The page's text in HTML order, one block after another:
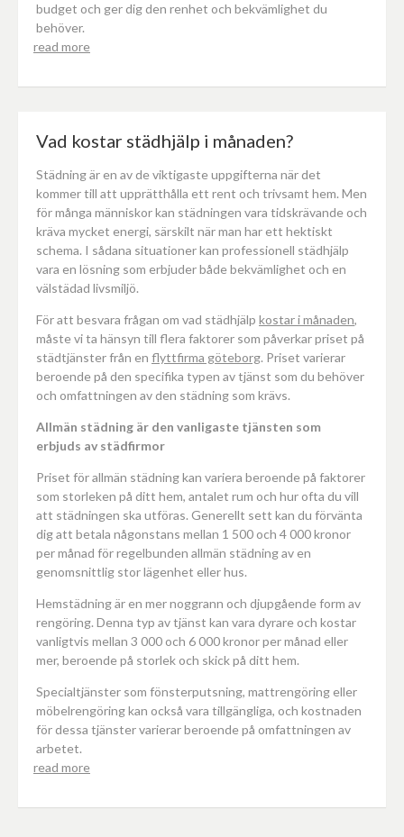
budget och ger dig den renhet och bekvämlighet du
behöver.
read more
Vad kostar städhjälp i månaden?
Städning är en av de viktigaste uppgifterna när det
kommer till att upprätthålla ett rent och trivsamt hem. Men
för många människor kan städningen vara tidskrävande och
kräva mycket energi, särskilt när man har ett hektiskt
schema. I sådana situationer kan professionell städhjälp
vara en lösning som erbjuder både bekvämlighet och en
välstädad livsmiljö.
För att besvara frågan om vad städhjälp kostar i månaden,
måste vi ta hänsyn till flera faktorer som påverkar priset på
städtjänster från en flyttfirma göteborg. Priset varierar
beroende på den specifika typen av tjänst som du behöver
och omfattningen av den städning som krävs.
Allmän städning är den vanligaste tjänsten som
erbjuds av städfirmor
Priset för allmän städning kan variera beroende på faktorer
som storleken på ditt hem, antalet rum och hur ofta du vill
att städningen ska utföras. Generellt sett kan du förvänta
dig att betala någonstans mellan 1 500 och 4 000 kronor
per månad för regelbunden allmän städning av en
genomsnittlig stor lägenhet eller hus.
Hemstädning är en mer noggrann och djupgående form av
rengöring. Denna typ av tjänst kan vara dyrare och kostar
vanligtvis mellan 3 000 och 6 000 kronor per månad eller
mer, beroende på storlek och skick på ditt hem.
Specialtjänster som fönsterputsning, mattrengöring eller
möbelrengöring kan också vara tillgängliga, och kostnaden
för dessa tjänster varierar beroende på omfattningen av
arbetet.
read more